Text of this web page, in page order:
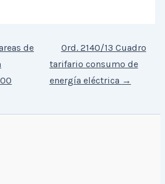
de
Ord. 2140/13 Cuadro
tarifario consumo de
energía eléctrica →